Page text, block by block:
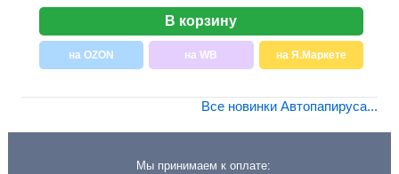
В корзину
на OZON на WB на Я.Маркете
Все новинки Автопапируса...
Мы принимаем к оплате: